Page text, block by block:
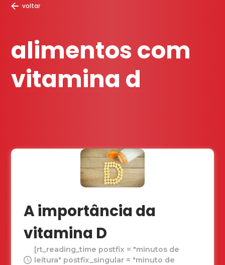
voltar
alimentos com
vitamina d
A importância da
vitamina D
[rt_reading_time postfix = "minutos de
leitura" postfix_singular = "minuto de